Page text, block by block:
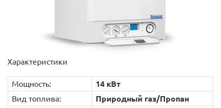
Характеристики
Мощность:
14 кВт
Вид топлива:
Природный газ/Пропан